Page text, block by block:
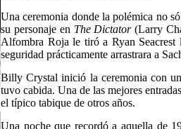
Una ceremonia donde la polémica no
su personaje en The Dictator(Larry
Alfombra Roja le tiró a Ryan Seacrest
seguridad prácticamente arrastrara a
Billy Crystal inició la ceremonia con
tuvo cabida. Una de las mejores
el típico tabique de otros años.
Una noche que recordó a aquella de